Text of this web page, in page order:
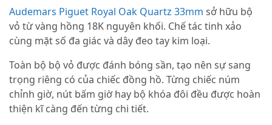
Audemars Piguet Royal Oak Quartz 33mm sở hữu bộ
vỏ từ vàng hồng 18K nguyên khối. Chế tác tinh xảo
cùng mặt số đa giác và dây đeo tay kim loại.
Toàn bộ bộ vỏ được đánh bóng sần, tạo nên sự sang
trọng riêng có của chiếc đồng hồ. Từng chiếc núm
chỉnh giờ, nút bấm giờ hay bộ khóa đôi đều được hoàn
thiện kĩ càng đến từng chi tiết.